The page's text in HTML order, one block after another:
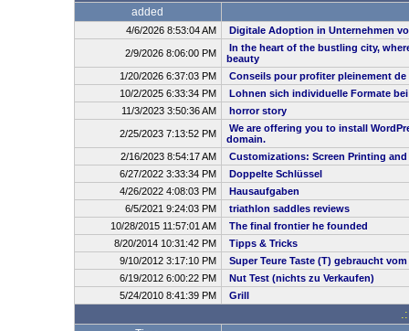
added
4/6/2026 8:53:04 AM Digitale Adoption in Unternehmen
2/9/2026 8:06:00 PM
In the heart of the bustling city,
beauty
1/20/2026 6:37:03 PM
Conseils pour profiter pleinement de
10/2/2025 6:33:34 PM
Lohnen sich individuelle Formate
11/3/2023 3:50:36 AM
horror story
2/25/2023 7:13:52 PM
We are offering you to install
domain.
2/16/2023 8:54:17 AM
Customizations: Screen Printing and
6/27/2022 3:33:34 PM
Doppelte Schlüssel
4/26/2022 4:08:03 PM
Hausaufgaben
6/5/2021 9:24:03 PM
triathlon saddles reviews
10/28/2015 11:57:01 AM
The final frontier he founded
8/20/2014 10:31:42 PM
Tipps & Tricks
9/10/2012 3:17:10 PM
Super Teure Taste (T) gebraucht
6/19/2012 6:00:22 PM
Nut Test (nichts zu Verkaufen)
5/24/2010 8:41:39 PM
Grill